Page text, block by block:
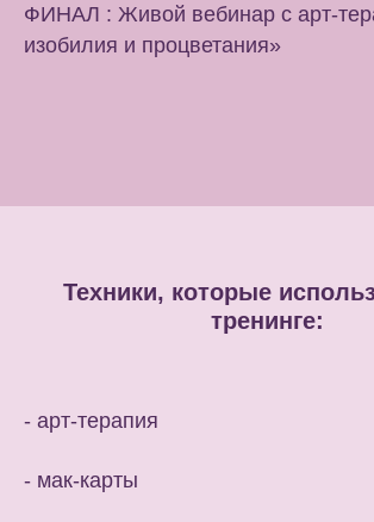
ФИНАЛ : Живой вебинар с арт-
изобилия и процветания»
Техники, которые
тренинге:
- арт-терапия
- мак-карты